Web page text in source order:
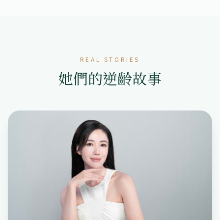
REAL STORIES
她們的逆齡故事